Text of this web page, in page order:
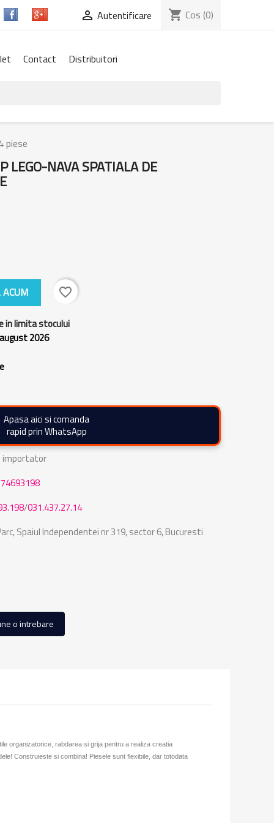
 Autentificare shopping_cart Cos (0)
Contact Distribuitori
piese
LEGO-NAVA SPATIALA DE
favorite_border
in limita stocului
2026
Apasa aici si comanda
rapid prin WhatsApp
importator
/031.437.27.14
Spaiul Independentei nr 319, sector 6, Bucuresti
o intrebare
organizatorice, rabdarea si grija pentru a realiza creatia
Construieste si combina! Piesele sunt flexibile, dar totodata